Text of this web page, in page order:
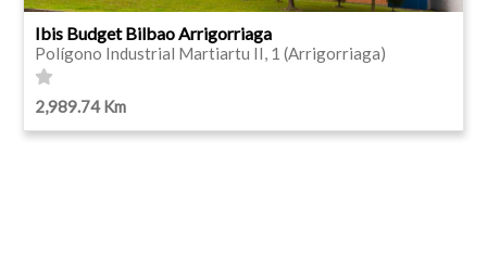
Ibis Budget Bilbao Arrigorriaga
Polígono Industrial Martiartu II, 1 (Arrigorriaga)
2,989.74 Km